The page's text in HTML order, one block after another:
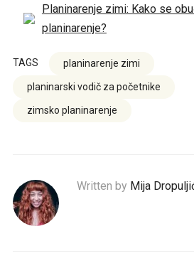
Planinarenje zimi: Kako se
planinarenje?
TAGS planinarenje zimi
planinarski vodič za početnike
zimsko planinarenje
Written by Mija